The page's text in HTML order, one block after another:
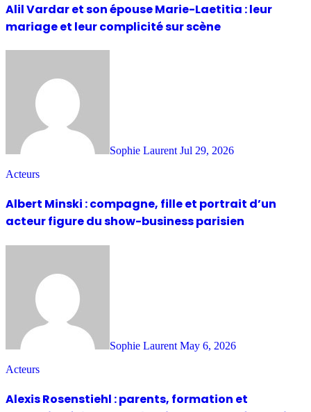
Alil Vardar et son épouse Marie-Laetitia : leur
mariage et leur complicité sur scène
Sophie Laurent Jul 29, 2026
Acteurs
Albert Minski : compagne, fille et portrait d’un
acteur figure du show-business parisien
Sophie Laurent May 6, 2026
Acteurs
Alexis Rosenstiehl : parents, formation et